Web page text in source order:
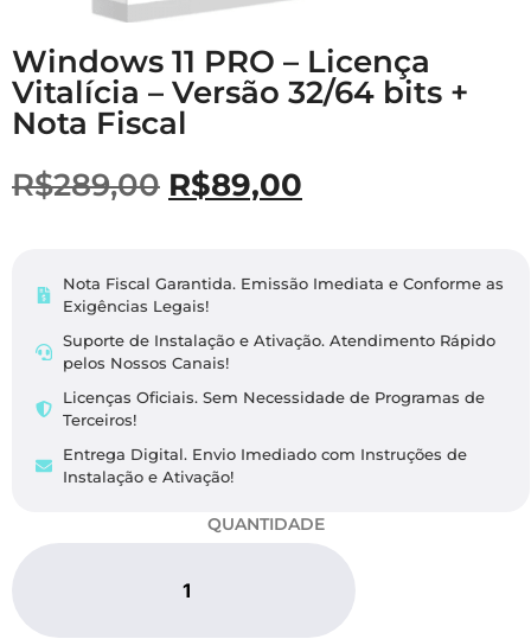
Windows 11 PRO – Licença
Vitalícia – Versão 32/64 bits +
Nota Fiscal
R$289,00 R$89,00
Nota Fiscal Garantida. Emissão Imediata e Conforme as
Exigências Legais​!
Suporte de Instalação e Ativação. Atendimento Rápido
pelos Nossos Canais!
Licenças Oficiais. Sem Necessidade de Programas de
Terceiros!
Entrega Digital. Envio Imediado com Instruções de
Instalação e Ativação!
QUANTIDADE